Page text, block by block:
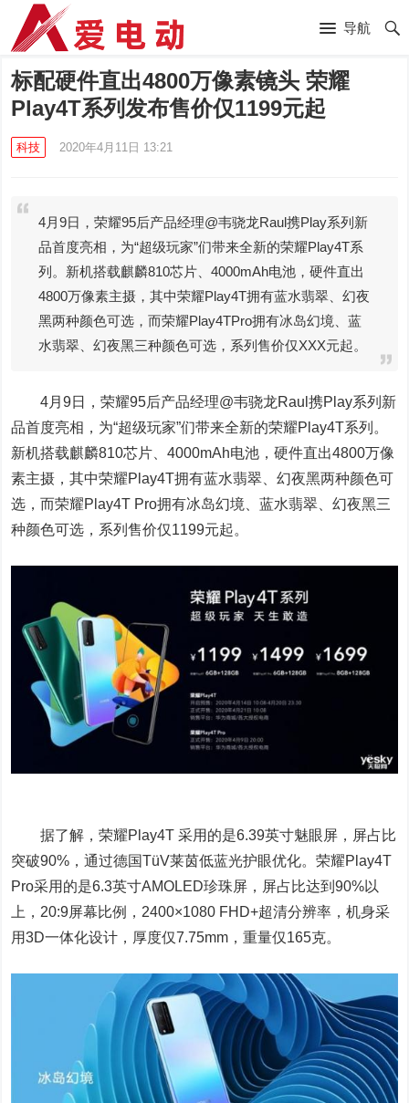
导航
标配硬件直出4800万像素镜头 荣耀
Play4T系列发布售价仅1199元起
科技 2020年4月11日 13:21
4月9日，荣耀95后产品经理@韦骁龙Raul携Play系列新
品首度亮相，为“超级玩家”们带来全新的荣耀Play4T系
列。新机搭载麒麟810芯片、4000mAh电池，硬件直出
4800万像素主摄，其中荣耀Play4T拥有蓝水翡翠、幻夜
黑两种颜色可选，而荣耀Play4TPro拥有冰岛幻境、蓝
水翡翠、幻夜黑三种颜色可选，系列售价仅XXX元起。
4月9日，荣耀95后产品经理@韦骁龙Raul携Play系列新
品首度亮相，为“超级玩家”们带来全新的荣耀Play4T系列。
新机搭载麒麟810芯片、4000mAh电池，硬件直出4800万像
素主摄，其中荣耀Play4T拥有蓝水翡翠、幻夜黑两种颜色可
选，而荣耀Play4T Pro拥有冰岛幻境、蓝水翡翠、幻夜黑三
种颜色可选，系列售价仅1199元起。
据了解，荣耀Play4T 采用的是6.39英寸魅眼屏，屏占比
突破90%，通过德国TüV莱茵低蓝光护眼优化。荣耀Play4T
Pro采用的是6.3英寸AMOLED珍珠屏，屏占比达到90%以
上，20:9屏幕比例，2400×1080 FHD+超清分辨率，机身采
用3D一体化设计，厚度仅7.75mm，重量仅165克。